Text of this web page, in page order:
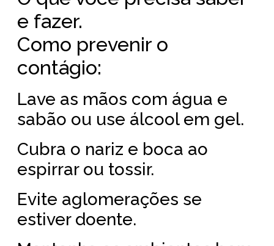
e fazer.
Como prevenir o
contágio:
Lave as mãos com água e
sabão ou use álcool em gel.
Cubra o nariz e boca ao
espirrar ou tossir.
Evite aglomerações se
estiver doente.